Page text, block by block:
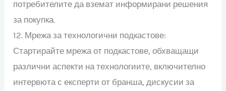
потребителите да вземат информирани решения
за покупка.
12. Мрежа за технологични подкастове:
Стартирайте мрежа от подкастове, обхващащи
различни аспекти на технологиите, включително
интервюта с експерти от бранша, дискусии за